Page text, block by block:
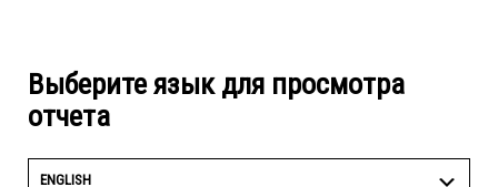
Выберите язык для просмотра
отчета
ENGLISH